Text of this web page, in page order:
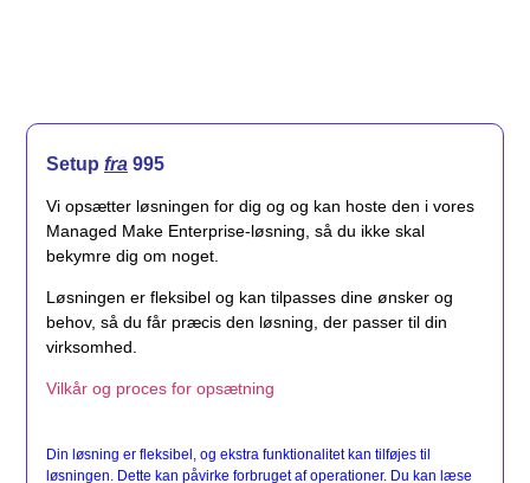
Setup fra 995
Vi opsætter løsningen for dig og og kan hoste den i vores
Managed Make Enterprise-løsning, så du ikke skal
bekymre dig om noget.
Løsningen er fleksibel og kan tilpasses dine ønsker og
behov, så du får præcis den løsning, der passer til din
virksomhed.
Vilkår og proces for opsætning
Din løsning er fleksibel, og ekstra funktionalitet kan tilføjes til
løsningen. Dette kan påvirke forbruget af operationer. Du kan læse